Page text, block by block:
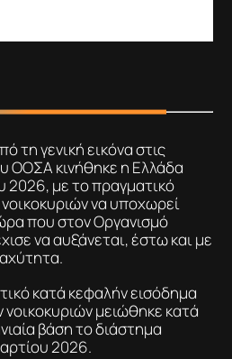
τη γενική εικόνα στις
ΟΟΣΑ κινήθηκε η Ελλάδα
2026, με το πραγματικό
να υποχωρεί
που στον Οργανισμό
να αυξάνεται, έστω και με
κατά κεφαλήν εισόδημα
νοικοκυριών μειώθηκε κατά
βάση το διάστημα
2026.